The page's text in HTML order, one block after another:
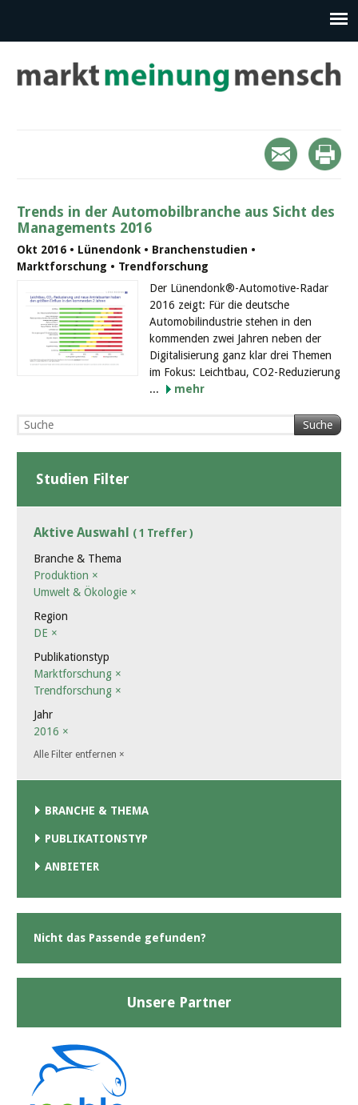
Trends in der Automobilbranche aus Sicht des
Managements 2016
Okt 2016 • Lünendonk • Branchenstudien •
Marktforschung • Trendforschung
Der Lünendonk®-Automotive-Radar
2016 zeigt: Für die deutsche
Automobilindustrie stehen in den
kommenden zwei Jahren neben der
Digitalisierung ganz klar drei Themen
im Fokus: Leichtbau, CO2-Reduzierung
...
mehr
Suche
Studien Filter
Aktive Auswahl ( 1 Treffer )
Branche & Thema
Produktion ×
Umwelt & Ökologie ×
Region
DE ×
Publikationstyp
Marktforschung ×
Trendforschung ×
Jahr
2016 ×
Alle Filter entfernen ×
BRANCHE & THEMA
PUBLIKATIONSTYP
ANBIETER
Nicht das Passende gefunden?
Unsere Partner